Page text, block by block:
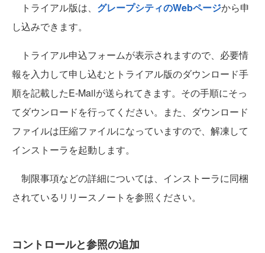
トライアル版は、 グレープシティのWebページから申
し込みできます。
トライアル申込フォームが表示されますので、必要情
報を入力して申し込むとトライアル版のダウンロード手
順を記載したE-Mailが送られてきます。その手順にそっ
てダウンロードを行ってください。また、ダウンロード
ファイルは圧縮ファイルになっていますので、解凍して
インストーラを起動します。
制限事項などの詳細については、インストーラに同梱
されているリリースノートを参照ください。
コントロールと参照の追加